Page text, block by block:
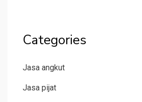
Categories
Jasa angkut
Jasa pijat